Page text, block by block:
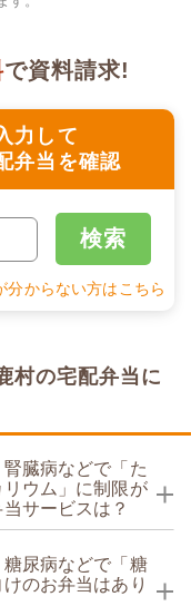
力して
弁当を確認
で資料請求!
検索
からない方はこちら
村の宅配弁当に
臓病などで「た
ウム」に制限が
サービスは？
尿病などで「糖
のお弁当はあり